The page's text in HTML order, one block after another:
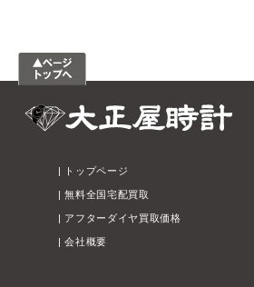
トップページ
|無料全国宅配買取
アフターダイヤ買取価格
|会社概要